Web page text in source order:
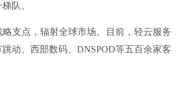
队。
略支点，辐射全球市场。目前，轻云服务
动、西部数码、DNSPOD等五百余家客